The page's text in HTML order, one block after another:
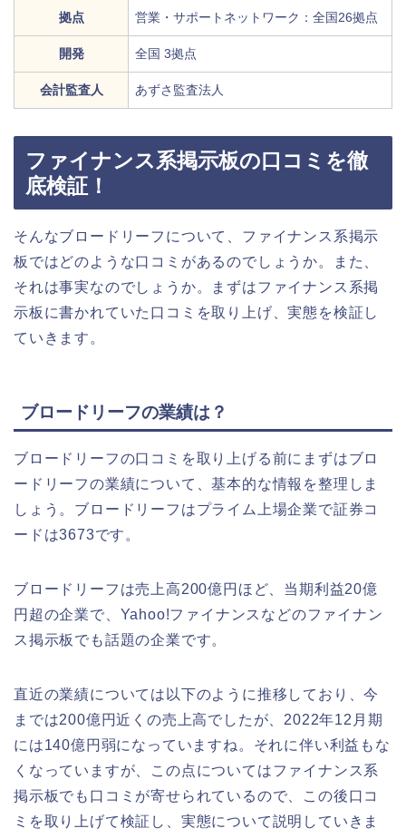
拠点 営業・サポートネットワーク：全国26拠点
開発 全国 3拠点
会計監査人 あずさ監査法人
ファイナンス系掲示板の口コミを徹
底検証！
そんなブロードリーフについて、ファイナンス系掲示
板ではどのような口コミがあるのでしょうか。また、
それは事実なのでしょうか。まずはファイナンス系掲
示板に書かれていた口コミを取り上げ、実態を検証し
ていきます。
ブロードリーフの業績は？
ブロードリーフの口コミを取り上げる前にまずはブロ
ードリーフの業績について、基本的な情報を整理しま
しょう。ブロードリーフはプライム上場企業で証券コ
ードは3673です。
ブロードリーフは売上高200億円ほど、当期利益20億
円超の企業で、Yahoo!ファイナンスなどのファイナン
ス掲示板でも話題の企業です。
直近の業績については以下のように推移しており、今
までは200億円近くの売上高でしたが、2022年12月期
には140億円弱になっていますね。それに伴い利益もな
くなっていますが、この点についてはファイナンス系
掲示板でも口コミが寄せられているので、この後口コ
ミを取り上げて検証し、実態について説明していきま